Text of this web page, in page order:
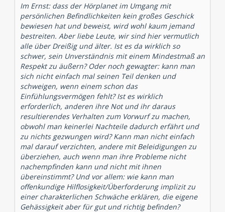
Im Ernst: dass der Hörplanet im Umgang mit
persönlichen Befindlichkeiten kein großes Geschick
bewiesen hat und beweist, wird wohl kaum jemand
bestreiten. Aber liebe Leute, wir sind hier vermutlich
alle über Dreißig und älter. Ist es da wirklich so
schwer, sein Unverständnis mit einem Mindestmaß an
Respekt zu äußern? Oder noch gewagter: kann man
sich nicht einfach mal seinen Teil denken und
schweigen, wenn einem schon das
Einfühlungsvermögen fehlt? Ist es wirklich
erforderlich, anderen ihre Not und ihr daraus
resultierendes Verhalten zum Vorwurf zu machen,
obwohl man keinerlei Nachteile dadurch erfährt und
zu nichts gezwungen wird? Kann man nicht einfach
mal darauf verzichten, andere mit Beleidigungen zu
überziehen, auch wenn man ihre Probleme nicht
nachempfinden kann und nicht mit ihnen
übereinstimmt? Und vor allem: wie kann man
offenkundige Hilflosigkeit/Überforderung implizit zu
einer charakterlichen Schwäche erklären, die eigene
Gehässigkeit aber für gut und richtig befinden?